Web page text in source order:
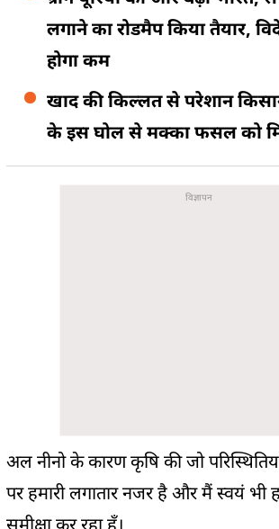
लगाने का रोडमैप किया तैयार,
होगा कम
खाद की किल्लत से परेशान
के इस घोल से मक्का फसल को
अल नीनो के कारण कृषि की जो
पर हमारी लगातार नजर है और मैं स्वयं भी
समीक्षा कर रहा हूँ।